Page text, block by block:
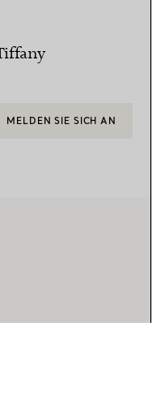
MELDEN SIE SICH AN